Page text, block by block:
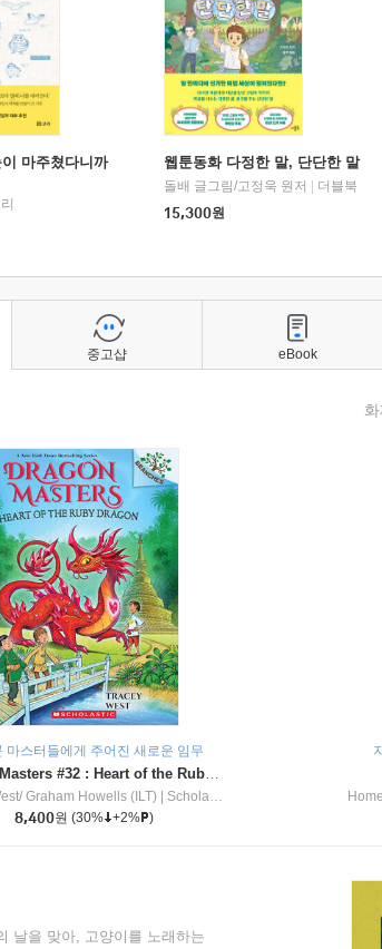
마주쳤다니까
웹툰동화 다정한 말, 단단한 말
돌배 글그림/고정욱 원저
더블북
15,300원
마스터들에게 주어진 새로운 임무
Dragon Masters #32 : Heart of the Ruby Dragon (A Branches Book)
Graham Howells (ILT)
Scholastic Inc
8,400원 (30% +2% )
날을 맞아, 고양이를 노래하는
중고샵 eBook